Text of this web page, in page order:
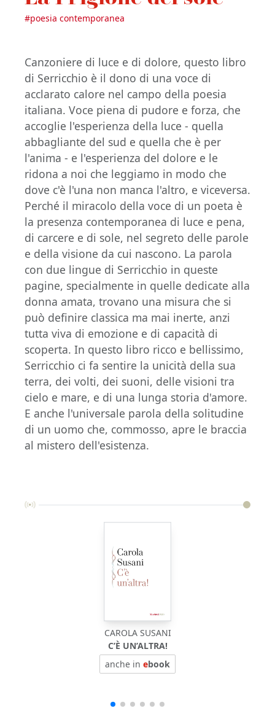
#poesia contemporanea
Canzoniere di luce e di dolore, questo libro
di Serricchio è il dono di una voce di
acclarato calore nel campo della poesia
italiana. Voce piena di pudore e forza, che
accoglie l'esperienza della luce - quella
abbagliante del sud e quella che è per
l'anima - e l'esperienza del dolore e le
ridona a noi che leggiamo in modo che
dove c'è l'una non manca l'altro, e viceversa.
Perché il miracolo della voce di un poeta è
la presenza contemporanea di luce e pena,
di carcere e di sole, nel segreto delle parole
e della visione da cui nascono. La parola
con due lingue di Serricchio in queste
pagine, specialmente in quelle dedicate alla
donna amata, trovano una misura che si
può definire classica ma mai inerte, anzi
tutta viva di emozione e di capacità di
scoperta. In questo libro ricco e bellissimo,
Serricchio ci fa sentire la unicità della sua
terra, dei volti, dei suoni, delle visioni tra
cielo e mare, e di una lunga storia d'amore.
E anche l'universale parola della solitudine
di un uomo che, commosso, apre le braccia
al mistero dell'esistenza.
CAROLA SUSANI
C’È UN’ALTRA!
anche in ebook